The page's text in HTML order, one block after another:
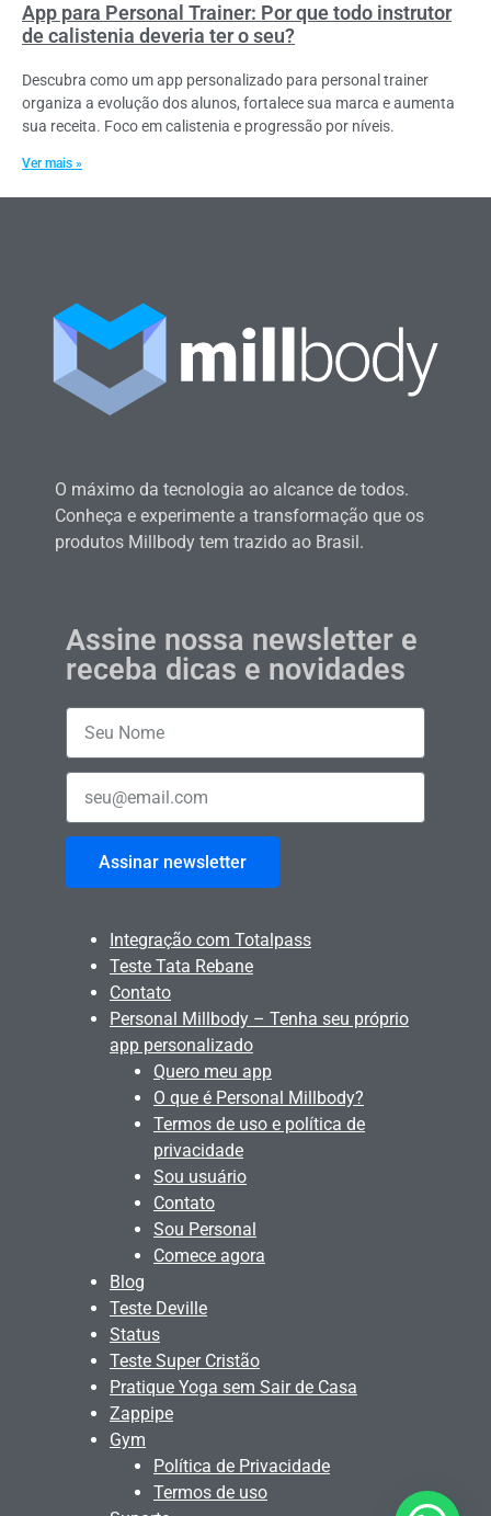
App para Personal Trainer: Por que todo instrutor
de calistenia deveria ter o seu?
Descubra como um app personalizado para personal trainer
organiza a evolução dos alunos, fortalece sua marca e aumenta
sua receita. Foco em calistenia e progressão por níveis.
Ver mais »
O máximo da tecnologia ao alcance de todos.
Conheça e experimente a transformação que os
produtos Millbody tem trazido ao Brasil.
Assine nossa newsletter e
receba dicas e novidades
Assinar newsletter
Integração com Totalpass
Teste Tata Rebane
Contato
Personal Millbody – Tenha seu próprio
app personalizado
Quero meu app
O que é Personal Millbody?
Termos de uso e política de
privacidade
Sou usuário
Contato
Sou Personal
Comece agora
Blog
Teste Deville
Status
Teste Super Cristão
Pratique Yoga sem Sair de Casa
Zappipe
Gym
Política de Privacidade
Termos de uso